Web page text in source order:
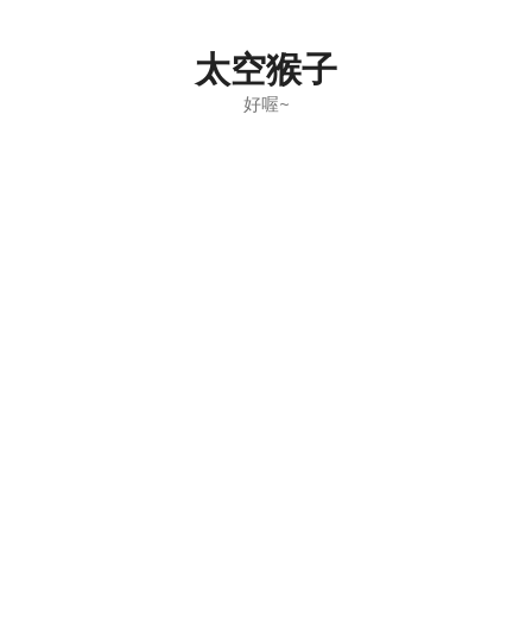
太空猴子
好喔~